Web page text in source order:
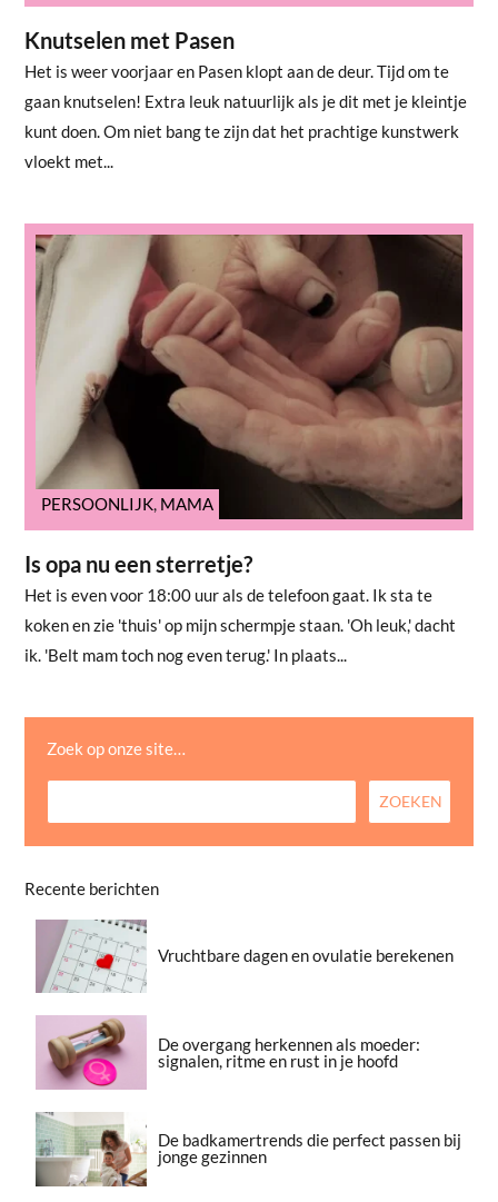
Knutselen met Pasen
Het is weer voorjaar en Pasen klopt aan de deur. Tijd om te
gaan knutselen! Extra leuk natuurlijk als je dit met je kleintje
kunt doen. Om niet bang te zijn dat het prachtige kunstwerk
vloekt met...
PERSOONLIJK MAMA
Is opa nu een sterretje?
Het is even voor 18:00 uur als de telefoon gaat. Ik sta te
koken en zie 'thuis' op mijn schermpje staan. 'Oh leuk,' dacht
ik. 'Belt mam toch nog even terug.' In plaats...
Zoek op onze site…
Recente berichten
Vruchtbare dagen en ovulatie berekenen
De overgang herkennen als moeder:
signalen, ritme en rust in je hoofd
De badkamertrends die perfect passen bij
jonge gezinnen